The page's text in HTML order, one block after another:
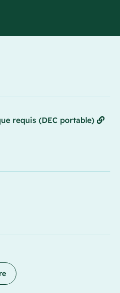
requis (DEC portable)